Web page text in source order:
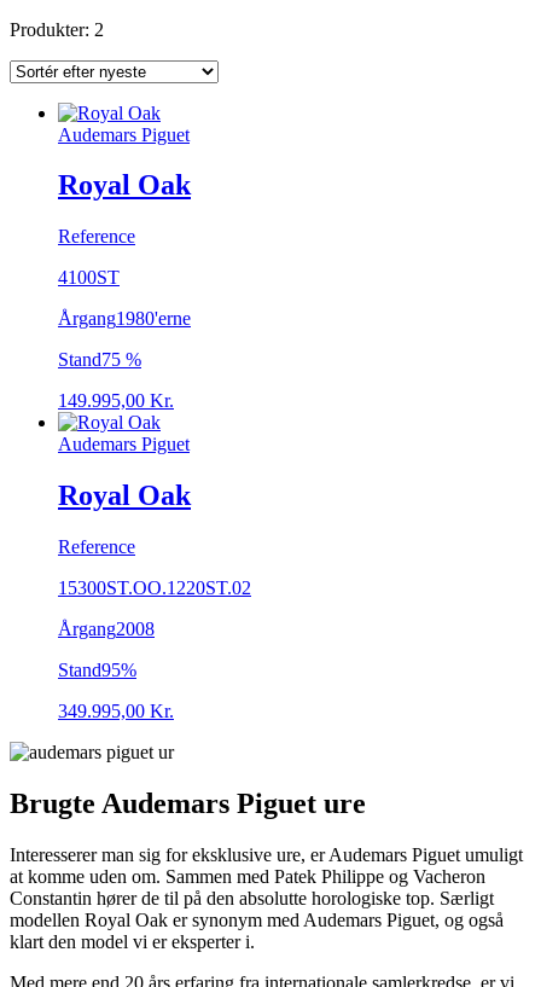
Produkter: 2
Audemars Piguet
Royal Oak
Reference
4100ST
Årgang1980'erne
Stand75 %
149.995,00 Kr.
Audemars Piguet
Royal Oak
Reference
15300ST.OO.1220ST.02
Årgang2008
Stand95%
349.995,00 Kr.
Brugte Audemars Piguet ure
Interesserer man sig for eksklusive ure, er Audemars Piguet umuligt
at komme uden om. Sammen med Patek Philippe og Vacheron
Constantin hører de til på den absolutte horologiske top. Særligt
modellen Royal Oak er synonym med Audemars Piguet, og også
klart den model vi er eksperter i.
Med mere end 20 års erfaring fra internationale samlerkredse, er vi